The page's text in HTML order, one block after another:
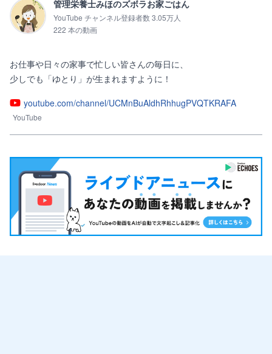
管理栄養士みほのズボラお家ごはん
YouTube チャンネル登録者数 3.05万人
222 本の動画
お仕事や日々の家事で忙しい皆さんの毎日に、
少しでも「ゆとり」が生まれますように！
youtube.com/channel/UCMnBuAldhRhhugPVQTKRAFA
YouTube